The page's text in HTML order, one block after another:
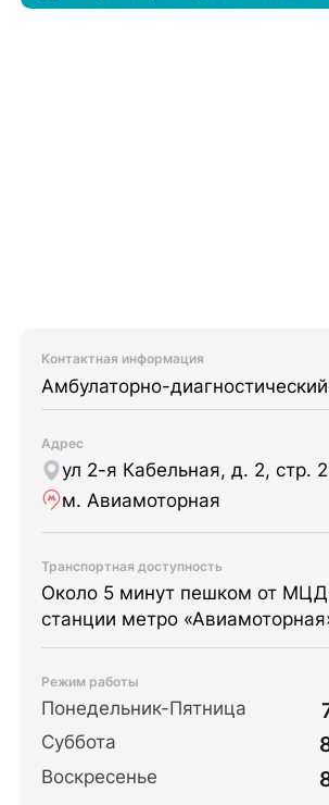
Контактная информация
Амбулаторно-
Адрес
ул 2-я Кабельная, д. 2, стр.
м. Авиамоторная
Транспортная доступность
Около 5 минут пешком от
станции метро
Режим работы
Понедельник-Пятница
Суббота
Воскресенье